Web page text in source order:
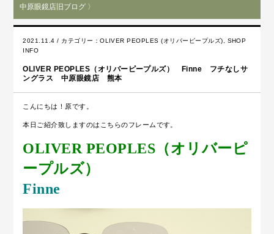
中原眼鏡店旧ブログ 〉
2021.11.4 / カテゴリー：OLIVER PEOPLES (オリバーピープルズ)
SHOP
INFO
OLIVER PEOPLES（オリバーピープルズ） Finne フチなしサ
ングラス 中原眼鏡店 熊本
こんにちは！原です。
本日ご紹介致しますのはこちらのフレームです。
OLIVER PEOPLES（オリバーピ
ープルズ）
Finne